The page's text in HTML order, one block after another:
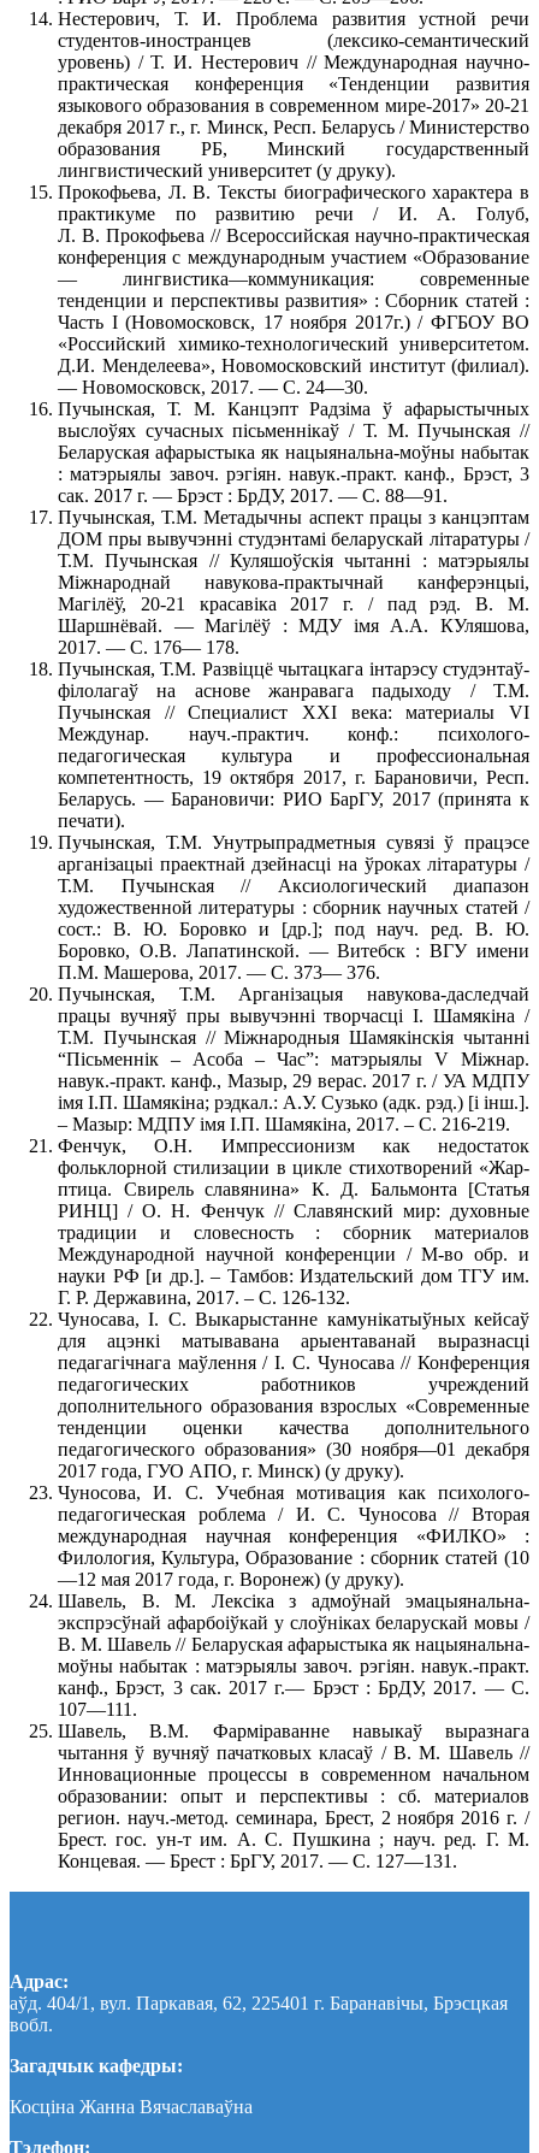
Нестерович, Т. И. Проблема развития устной речи
студентов-иностранцев (лексико-семантический
уровень) / Т. И. Нестерович // Международная научно-
практическая конференция «Тенденции развития
языкового образования в современном мире-2017» 20-21
декабря 2017 г., г. Минск, Респ. Беларусь / Министерство
образования РБ, Минский государственный
лингвистический университет (у друку).
Прокофьева, Л. В. Тексты биографического характера в
практикуме по развитию речи / И. А. Голуб,
Л. В. Прокофьева // Всероссийская научно-практическая
конференция с международным участием «Образование
— лингвистика—коммуникация: современные
тенденции и перспективы развития» : Сборник статей :
Часть I (Новомосковск, 17 ноября 2017г.) / ФГБОУ ВО
«Российский химико-технологический университетом.
Д.И. Менделеева», Новомосковский институт (филиал).
— Новомосковск, 2017. — С. 24—30.
Пучынская, Т. М. Канцэпт Радзiма ў афарыстычных
выслоўях сучасных пiсьменнiкаў / Т. М. Пучынская //
Беларуская афарыстыка як нацыянальна-моўны набытак
: матэрыялы завоч. рэгiян. навук.-практ. канф., Брэст, 3
сак. 2017 г. — Брэст : БрДУ, 2017. — С. 88—91.
Пучынская, Т.М. Метадычны аспект працы з канцэптам
ДОМ пры вывучэнні студэнтамі беларускай літаратуры /
Т.М. Пучынская // Куляшоўскія чытанні : матэрыялы
Міжнароднай навукова-практычнай канферэнцыі,
Магілёў, 20-21 красавіка 2017 г. / пад рэд. В. М.
Шаршнёвай. — Магілёў : МДУ імя А.А. КУляшова,
2017. — С. 176— 178.
Пучынская, Т.М. Развіццё чытацкага інтарэсу студэнтаў-
філолагаў на аснове жанравага падыходу / Т.М.
Пучынская // Специалист ХХI века: материалы VI
Междунар. науч.-практич. конф.: психолого-
педагогическая культура и профессиональная
компетентность, 19 октября 2017, г. Барановичи, Респ.
Беларусь. — Барановичи: РИО БарГУ, 2017 (принята к
печати).
Пучынская, Т.М. Унутрыпрадметныя сувязі ў працэсе
арганізацыі праектнай дзейнасці на ўроках літаратуры /
Т.М. Пучынская // Аксиологический диапазон
художественной литературы : сборник научных статей /
сост.: В. Ю. Боровко и [др.]; под науч. ред. В. Ю.
Боровко, О.В. Лапатинской. — Витебск : ВГУ имени
П.М. Машерова, 2017. — С. 373— 376.
Пучынская, Т.М. Арганізацыя навукова-даследчай
працы вучняў пры вывучэнні творчасці І. Шамякіна /
Т.М. Пучынская // Міжнародныя Шамякінскія чытанні
“Пісьменнік – Асоба – Час”: матэрыялы V Міжнар.
навук.-практ. канф., Мазыр, 29 верас. 2017 г. / УА МДПУ
імя І.П. Шамякіна; рэдкал.: А.У. Сузько (адк. рэд.) [і інш.].
– Мазыр: МДПУ імя І.П. Шамякіна, 2017. – С. 216-219.
Фенчук, О.Н. Импрессионизм как недостаток
фольклорной стилизации в цикле стихотворений «Жар-
птица. Свирель славянина» К. Д. Бальмонта [Статья
РИНЦ] / О. Н. Фенчук // Славянский мир: духовные
традиции и словесность : сборник материалов
Международной научной конференции / М-во обр. и
науки РФ [и др.]. – Тамбов: Издательский дом ТГУ им.
Г. Р. Державина, 2017. – С. 126-132.
Чуносава, І. С. Выкарыстанне камунікатыўных кейсаў
для ацэнкі матывавана арыентаванай выразнасці
педагагічнага маўлення / І. С. Чуносава // Конференция
педагогических работников учреждений
дополнительного образования взрослых «Современные
тенденции оценки качества дополнительного
педагогического образования» (30 ноября—01 декабря
2017 года, ГУО АПО, г. Минск) (у друку).
Чуносова, И. С. Учебная мотивация как психолого-
педагогическая роблема / И. С. Чуносова // Вторая
международная научная конференция «ФИЛКО» :
Филология, Культура, Образование : сборник статей (10
—12 мая 2017 года, г. Воронеж) (у друку).
Шавель, В. М. Лексiка з адмоўнай эмацыянальна-
экспрэсўнай афарбоiўкай у слоўнiках беларускай мовы /
В. М. Шавель // Беларуская афарыстыка як нацыянальна-
моўны набытак : матэрыялы завоч. рэгiян. навук.-практ.
канф., Брэст, 3 сак. 2017 г.— Брэст : БрДУ, 2017. — С.
107—111.
Шавель, В.М. Фарміраванне навыкаў выразнага
чытання ў вучняў пачатковых класаў / В. М. Шавель //
Инновационные процессы в современном начальном
образовании: опыт и перспективы : сб. материалов
регион. науч.-метод. семинара, Брест, 2 ноября 2016 г. /
Брест. гос. ун-т им. А. С. Пушкина ; науч. ред. Г. М.
Концевая. — Брест : БрГУ, 2017. — С. 127—131.
Адрас:
аўд. 404/1, вул. Паркавая, 62, 225401 г. Баранавічы, Брэсцкая
вобл.
Загадчык кафедры:
Косціна Жанна Вячаславаўна
Тэлефон: